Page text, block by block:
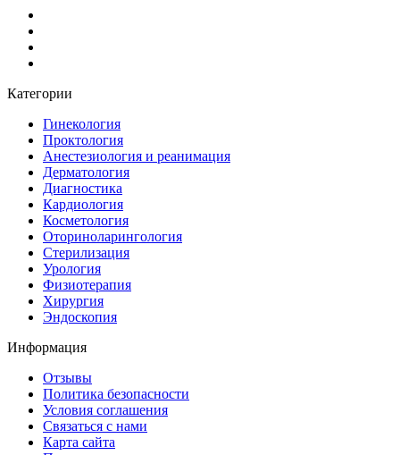
Категории
Гинекология
Проктология
Анестезиология и реанимация
Дерматология
Диагностика
Кардиология
Косметология
Оториноларингология
Стерилизация
Урология
Физиотерапия
Хирургия
Эндоскопия
Информация
Отзывы
Политика безопасности
Условия соглашения
Связаться с нами
Карта сайта